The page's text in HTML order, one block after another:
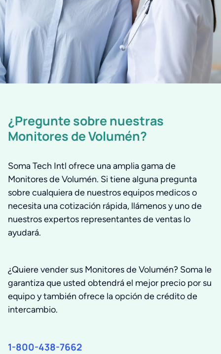
¿Pregunte sobre nuestras
Monitores de Volumén?
Soma Tech Intl ofrece una amplia gama de
Monitores de Volumén. Si tiene alguna pregunta
sobre cualquiera de nuestros equipos medicos o
necesita una cotización rápida, llámenos y uno de
nuestros expertos representantes de ventas lo
ayudará.
¿Quiere vender sus Monitores de Volumén? Soma le
garantiza que usted obtendrá el mejor precio por su
equipo y también ofrece la opción de crédito de
intercambio.
1-800-438-7662